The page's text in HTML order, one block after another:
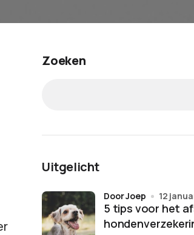
Zoeken
Uitgelicht
5 tips voor het
door Joep 12